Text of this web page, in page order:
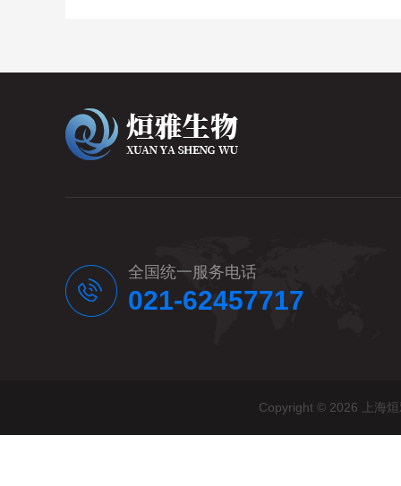
全国统一服务电话
021-62457717
Copyright © 2026 上海